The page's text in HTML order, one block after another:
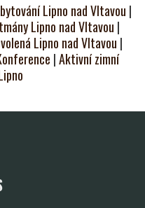
Lipno nad Vltavou |
Lipno nad Vltavou |
Lipno nad Vltavou |
|Aktivní zimní